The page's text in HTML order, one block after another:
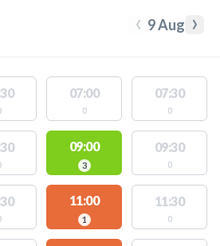
‹ 9 Aug ›
07:00
0
07:30
0
09:00
3
09:30
0
11:00
1
11:30
0